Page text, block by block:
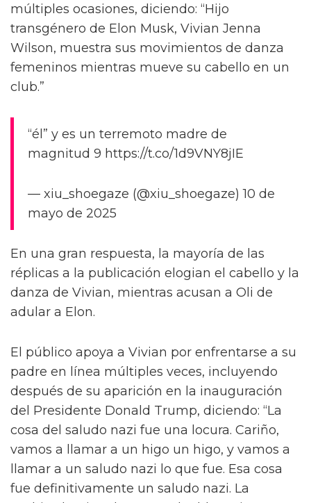
múltiples ocasiones, diciendo: “Hijo
transgénero de Elon Musk, Vivian Jenna
Wilson, muestra sus movimientos de danza
femeninos mientras mueve su cabello en un
club.”
“él” y es un terremoto madre de
magnitud 9 https://t.co/1d9VNY8jIE
— xiu_shoegaze (@xiu_shoegaze) 10 de
mayo de 2025
En una gran respuesta, la mayoría de las
réplicas a la publicación elogian el cabello y la
danza de Vivian, mientras acusan a Oli de
adular a Elon.
El público apoya a Vivian por enfrentarse a su
padre en línea múltiples veces, incluyendo
después de su aparición en la inauguración
del Presidente Donald Trump, diciendo: “La
cosa del saludo nazi fue una locura. Cariño,
vamos a llamar a un higo un higo, y vamos a
llamar a un saludo nazi lo que fue. Esa cosa
fue definitivamente un saludo nazi. La